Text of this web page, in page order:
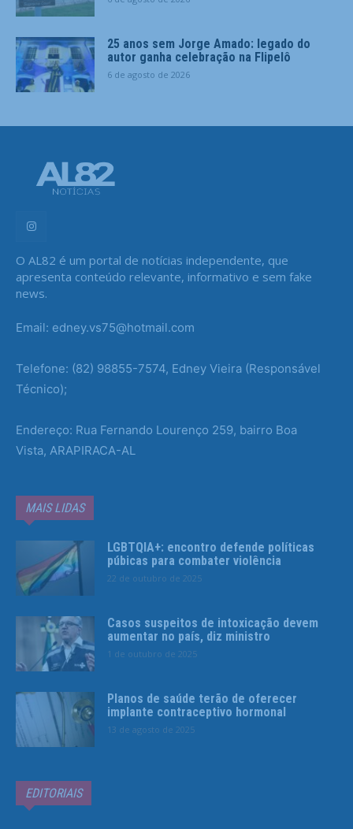
25 anos sem Jorge Amado: legado do
autor ganha celebração na Flipelô
6 de agosto de 2026
O AL82 é um portal de notícias independente, que
apresenta conteúdo relevante, informativo e sem fake
news.
Email: edney.vs75@hotmail.com
Telefone: (82) 98855-7574, Edney Vieira (Responsável
Técnico);
Endereço: Rua Fernando Lourenço 259, bairro Boa
Vista, ARAPIRACA-AL
MAIS LIDAS
LGBTQIA+: encontro defende políticas
púbicas para combater violência
22 de outubro de 2025
Casos suspeitos de intoxicação devem
aumentar no país, diz ministro
1 de outubro de 2025
Planos de saúde terão de oferecer
implante contraceptivo hormonal
13 de agosto de 2025
EDITORIAIS